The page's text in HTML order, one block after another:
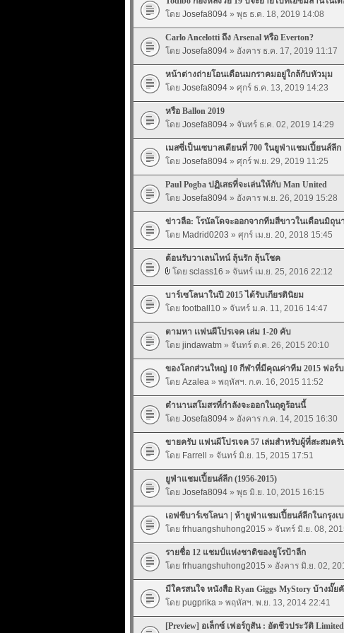
โดย Josefa8094» พุธ ธ.ค. 18, 2019 14:08
Carlo Ancelotti ถึง Arsenal หรือ Everton?
โดย Josefa8094» อังคาร ธ.ค. 17, 2019 11:17
หน้าต่างถ่ายโอนเดือนมกราคมอยู่ใกล้กับหัวมุม
โดย Josefa8094» ศุกร์ ธ.ค. 13, 2019 14:23
หรือ Ballon 2019
โดย Josefa8094» จันทร์ ธ.ค. 02, 2019 14:29
เมสซี่เป็นเซบาสเตียนที่ 700 ในยูฟ่าแชมเปี้ยนส์ลีก
โดย Josefa8094» ศุกร์ พ.ย. 29, 2019 11:25
Paul Pogba ปฏิเสธที่จะเล่นให้กับ Man United
โดย Josefa8094» อังคาร พ.ย. 26, 2019 15:28
ข่าวลือ: โรนัลโดจะออกจากทีมสีขาวในเดือนมิถุน
โดย Madrid0203 » ศุกร์ เม.ย. 20, 2018 15:45
ต้อนรับวาเลนไทน์ ลุ้นรัก ลุ้นโชค
โดย sclass16 » จันทร์ เม.ย. 25, 2016 22:12
บาร์เซโลนาในปี 2015 ได้รับเกียรตินิยม
โดย football10» จันทร์ ม.ค. 11, 2016 14:47
ตามหา เเฟนผีโปรเจค เล่ม 1-20 คับ
โดย jindawatm» จันทร์ ต.ค. 26, 2015 20:10
ของโลกส่วนใหญ่ 10 กีฬาที่มีคุณค่าทีม 2015 ฟอร์บ
โดย Azalea» พฤหัสฯ. ก.ค. 16, 2015 11:52
ตำนานสโมสรที่กำลังจะออกในฤดูร้อนนี้
โดย Josefa8094» อังคาร ก.ค. 14, 2015 16:30
ขายครับ แฟนผีโปรเจค 57 เล่มสำหรับผู้ที่สะสมครั
โดย Farrell » จันทร์ มิ.ย. 15, 2015 17:51
ยูฟ่าแชมเปี้ยนส์ลีก (1956-2015)
โดย Josefa8094» พุธ มิ.ย. 10, 2015 16:15
เอฟซีบาร์เซโลนา | ห้ายูฟ่าแชมเปี้ยนส์ลีกในกรุงเ
โดย frhuangshuhong2015 » จันทร์ มิ.ย. 08,
รายชื่อ 12 แชมป์แห่งชาติของยูโรป้าลีก
โดย frhuangshuhong2015 » อังคาร มิ.ย. 02,
มีใครสนใจ หนังสือ Ryan Giggs MyStory บ้างมั๊ย
โดย pugprika» พฤหัสฯ. พ.ย. 13, 2014 22:41
[Preview] อเล็กซ์ เฟอร์กูสัน : อัตชีวประวัติ